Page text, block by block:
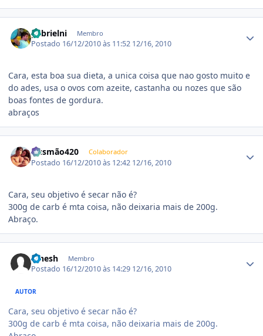
gabrielni Membro
Postado 16/12/2010 às 11:52 12/16, 2010
Cara, esta boa sua dieta, a unica coisa que nao gosto muito e
do ades, usa o ovos com azeite, castanha ou nozes que são
boas fontes de gordura.
abraços
Gusmão420 Colaborador
Postado 16/12/2010 às 12:42 12/16, 2010
Cara, seu objetivo é secar não é?
300g de carb é mta coisa, não deixaria mais de 200g.
Abraço.
Pinesh Membro
Postado 16/12/2010 às 14:29 12/16, 2010
AUTOR
Cara, seu objetivo é secar não é?
300g de carb é mta coisa, não deixaria mais de 200g.